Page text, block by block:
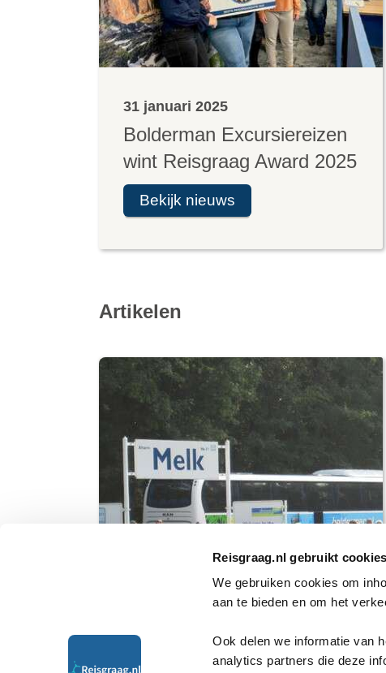
Reisgraag.nl gebruikt cookies
We gebruiken cookies om
aan te bieden en om het
Ook delen we informatie van
analytics partners die deze
31 januari 2025
Bolderman Excursiereizen
wint Reisgraag Award 2025
Bekijk nieuws
Artikelen
Een trouwe klant van Bolderman